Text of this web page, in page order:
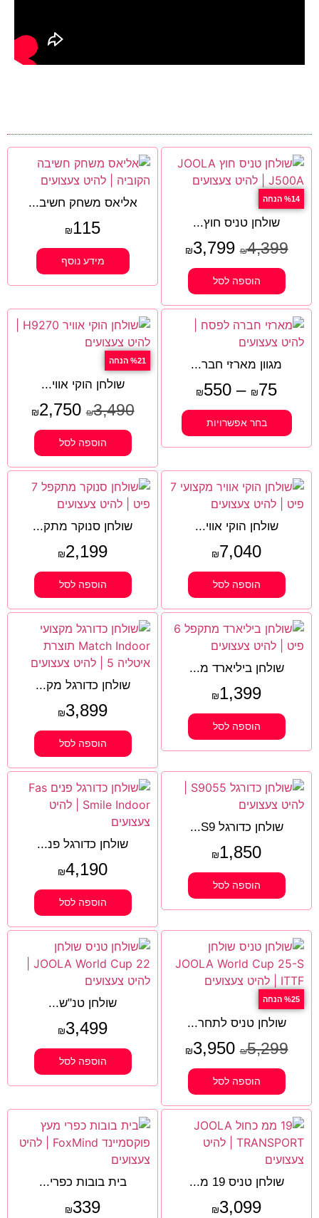
%14 הנחה
שולחן טניס חוץ...
₪4,399
₪3,799
הוספה לסל
אליאס משחק חשיב...
₪115
מידע נוסף
מגוון מארזי חבר...
₪75
–
₪550
בחר אפשרויות
%21 הנחה
שולחן הוקי אווי...
₪3,490
₪2,750
הוספה לסל
שולחן הוקי אווי...
₪7,040
הוספה לסל
שולחן סנוקר מתק...
₪2,199
הוספה לסל
שולחן ביליארד מ...
₪1,399
הוספה לסל
שולחן כדורגל מק...
₪3,899
הוספה לסל
שולחן כדורגל S9...
₪1,850
הוספה לסל
שולחן כדורגל פנ...
₪4,190
הוספה לסל
%25 הנחה
שולחן טניס לתחר...
₪5,299
₪3,950
הוספה לסל
שולחן טנ"ש...
₪3,499
הוספה לסל
שולחן טניס 19 מ...
₪3,099
בית בובות כפרי...
₪339